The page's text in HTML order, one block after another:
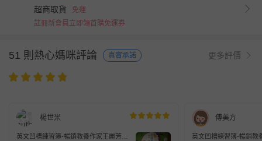
超商取貨
免運
註冊新會員立即領首購免運券
51 則熱心媽咪評論 真實承諾 更多評價
楊世米
英文凹槽練習簿-暢銷教養作家王麗芳老
傅美方
英文凹槽練習簿-暢銷教